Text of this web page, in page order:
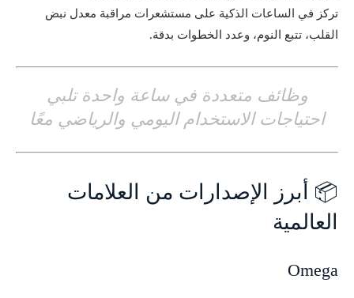
تركز في الساعات الذكية على مستشعرات مراقبة معدل نبض
القلب، تتبع النوم، وعدد الخطوات بدقة.
وظائف متعددة في ساعة واحدة تلبي
احتياجات الاستخدام اليومي والرياضي معًا
📦 أبرز الإصدارات من العلامات
العالمية
Omega